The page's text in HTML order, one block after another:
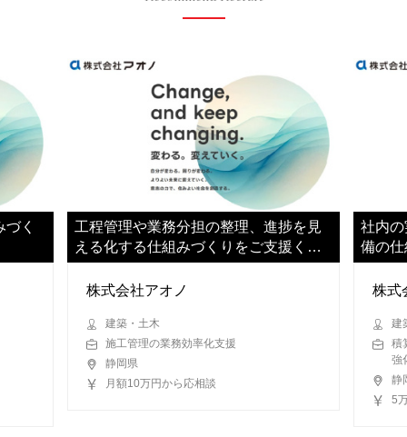
く
工程管理や業務分担の整理、進捗を見
える化する仕組みづくりをご支援くだ
さい
株式会社アオノ
建築・土木
施工管理の業務効率化支援
静岡県
月額10万円から応相談
社内
備の
株式
建
積
強
静
5